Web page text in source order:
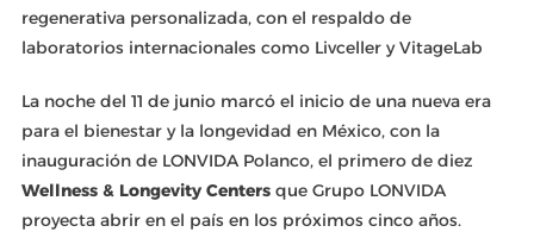
regenerativa personalizada, con el respaldo de
laboratorios internacionales como Livceller y VitageLab
La noche del 11 de junio marcó el inicio de una nueva era
para el bienestar y la longevidad en México, con la
inauguración de LONVIDA Polanco, el primero de diez
Wellness & Longevity Centersque Grupo LONVIDA
proyecta abrir en el país en los próximos cinco años.